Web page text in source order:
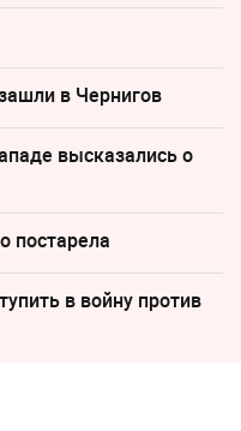
в Чернигов
высказались о
постарела
в войну против